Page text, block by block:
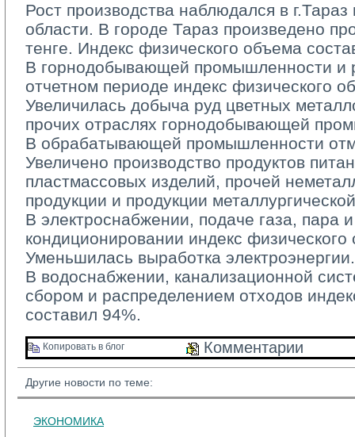
Рост производства наблюдался в
области. В городе Тараз произведено
тенге. Индекс физического объема
В горнодобывающей промышленности и
отчетном периоде индекс физического
Увеличилась добыча руд цветных
прочих отраслях горнодобывающей
В обрабатывающей промышленности
Увеличено производство продуктов
пластмассовых изделий, прочей
продукции и продукции
В электроснабжении, подаче газа, пара
кондиционировании индекс
Уменьшилась выработка электроэнергии.
В водоснабжении, канализационной
сбором и распределением отходов
составил 94%.
Копировать в блог Комментарии
Другие новости по теме:
ЭКОНОМИКА